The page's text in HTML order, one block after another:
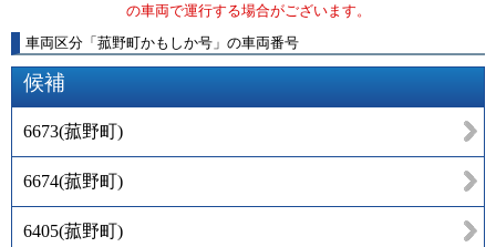
の車両で運行する場合がございます。
車両区分 「 菰野町かもしか号 」 の車両番号
候補
6673(菰野町)
6674(菰野町)
6405(菰野町)